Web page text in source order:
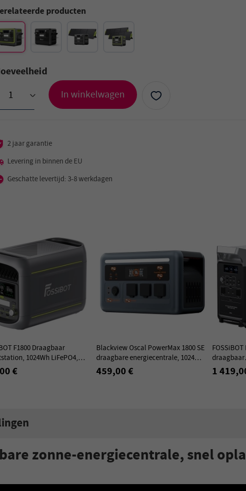
producten
> In winkelwagen
2 jaar garantie
Levering in binnen de EU
Geschatte levertijd: 3-8 werkdagen
F1800 Draagbaar
1024Wh LiFePO4,
AC Uitgang, Ultrasnel 1200W
Opladen op Zonne-
€
Blackview Oscal PowerMax 1800 SE
draagbare energiecentrale, 1024Wh
LiFePO₄ batterij, 1800W nominaal /
3600W piekvermogen
459,00 €
draagbaar
app-
1
zonne-energiecentrale, snel